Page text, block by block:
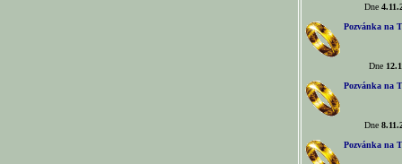
Dne
Pozvánka na
Dne
Pozvánka na
Dne
Pozvánka na